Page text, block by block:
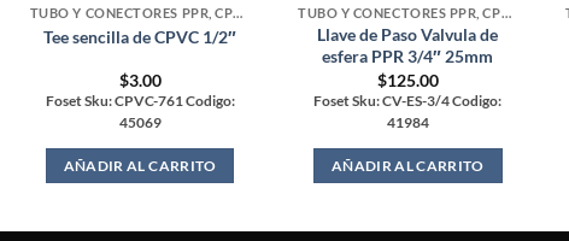
TUBO Y CONECTORES PPR, CPVC, PVC Y COBRE
Tee sencilla de CPVC 1/2″
$3.00
Foset Sku: CPVC-761 Codigo:
45069
AÑADIR AL CARRITO
TUBO Y CONECTORES PPR, CPVC, PVC Y COBRE
Llave de Paso Valvula de
esfera PPR 3/4″ 25mm
$125.00
Foset Sku: CV-ES-3/4 Codigo:
41984
AÑADIR AL CARRITO